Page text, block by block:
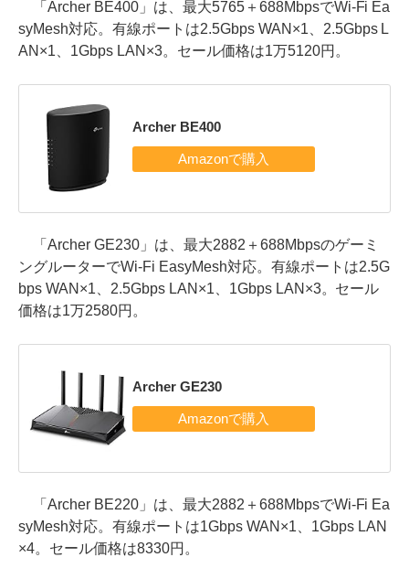
「Archer BE400」は、最大5765＋688MbpsでWi-Fi Ea
syMesh対応。有線ポートは2.5Gbps WAN×1、2.5Gbps L
AN×1、1Gbps LAN×3。セール価格は1万5120円。
Archer BE400
「Archer GE230」は、最大2882＋688Mbpsのゲーミ
ングルーターでWi-Fi EasyMesh対応。有線ポートは2.5G
bps WAN×1、2.5Gbps LAN×1、1Gbps LAN×3。セール
価格は1万2580円。
Archer GE230
「Archer BE220」は、最大2882＋688MbpsでWi-Fi Ea
syMesh対応。有線ポートは1Gbps WAN×1、1Gbps LAN
×4。セール価格は8330円。